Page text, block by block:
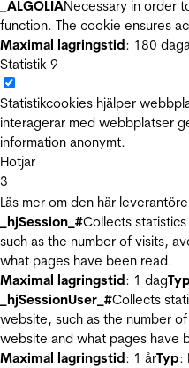
_ALGOLIANecessary in order
function. The cookie ensures
Maximal lagringstid: 180
Statistik 9
Statistikcookies hjälper
interagerar med webbplatser
information anonymt.
Hotjar
3
Läs mer om den här
_hjSession_#Collects
such as the number of visits,
what pages have been read.
Maximal lagringstid: 1 dagTyp
_hjSessionUser_#Collects
website, such as the number
website and what pages have
Maximal lagringstid: 1 årTyp: